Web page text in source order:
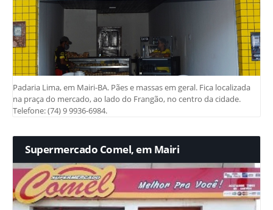
Padaria Lima, em Mairi-BA. Pães e massas em geral. Fica localizada
na praça do mercado, ao lado do Frangão, no centro da cidade.
Telefone: (74) 9 9936-6984.
Supermercado Comel, em Mairi